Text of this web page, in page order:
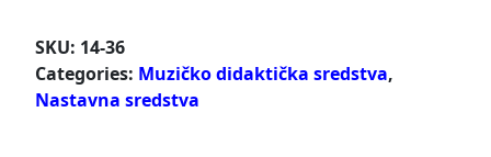
SKU: 14-36
Categories: Muzičko didaktička sredstva,
Nastavna sredstva